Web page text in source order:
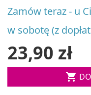
Zamów teraz - u
w sobotę (z
23,90 zł
